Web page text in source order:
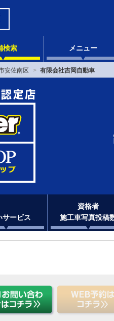
検索 メニュー
安佐南区 有限会社吉岡自動車
サービス
資格者
施工車写真投稿